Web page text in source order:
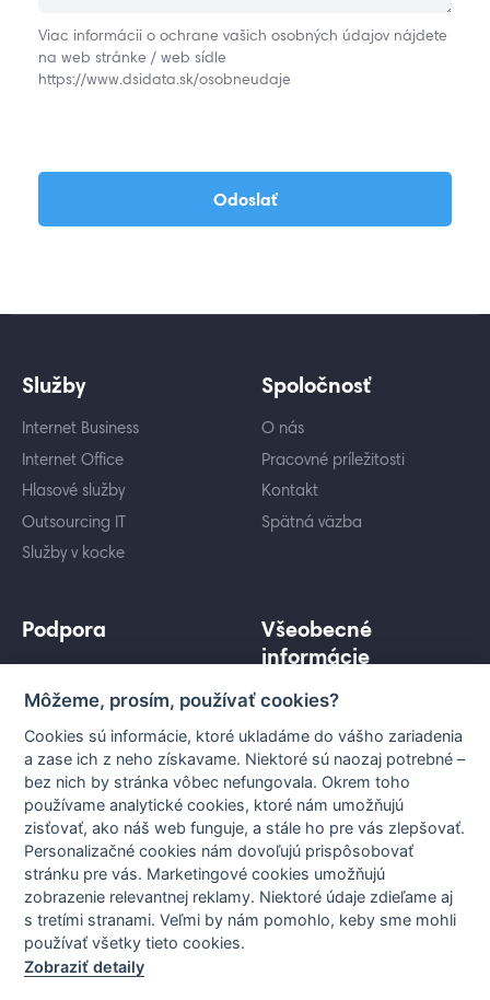
Viac informácii o ochrane vašich osobných údajov nájdete
na web stránke / web sídle
https://www.dsidata.sk/osobneudaje
Odoslať
Služby
Internet Business
Internet Office
Hlasové služby
Outsourcing IT
Služby v kocke
Spoločnosť
O nás
Pracovné príležitosti
Kontakt
Spätná väzba
Podpora
Záujem o služby
Porovnanie služieb
Technická podpora
Vytyčovanie a stanoviská
Všeobecné
informácie
Ochrana osobných údajov
Informácie pre koncového
užívateľa
Všeobecné podmienky
Nastavenia cookies
Prenos internetu
Môžeme, prosím, používať cookies?
Cookies sú informácie, ktoré ukladáme do vášho zariadenia
a zase ich z neho získavame. Niektoré sú naozaj potrebné –
bez nich by stránka vôbec nefungovala. Okrem toho
používame analytické cookies, ktoré nám umožňujú
zisťovať, ako náš web funguje, a stále ho pre vás zlepšovať.
Personalizačné cookies nám dovoľujú prispôsobovať
stránku pre vás. Marketingové cookies umožňujú
zobrazenie relevantnej reklamy. Niektoré údaje zdieľame aj
s tretími stranami. Veľmi by nám pomohlo, keby sme mohli
používať všetky tieto cookies.
Zobraziť detaily